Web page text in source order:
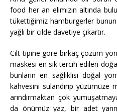
food her an elimizin altında
tükettiğimiz hamburgerler
yağlı bir cilde davetiye çıkartır.
Cilt tipine göre birkaç çözüm
maskesi en sık tercih edilen
bunların en sağlıklısı doğal
kahvesini sulandırıp
arındırmaktan çok
da önümüz yaz, bir adet